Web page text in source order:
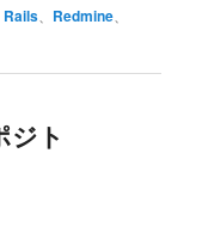
Rails Redmine
ト